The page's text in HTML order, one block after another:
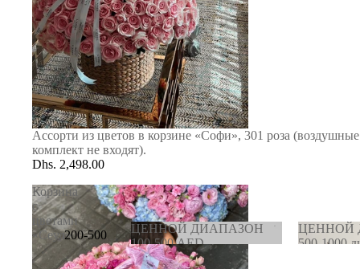
200-500
AED
ЦЕННОЙ ДИАПАЗОН
100-500 AED
ЦЕННОЙ
ЦЕННОЙ
500-1000
Ассорти из цветов в корзине «Софи», 301 роза
комплект не входят).
Dhs. 2,498.00
Корзина
с
цветами
«Сеул»